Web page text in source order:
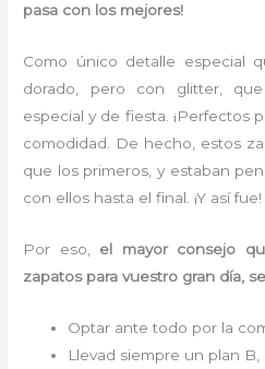
pasa con los mejores!
Como único detalle especial
dorado, pero con glitter,
especial y de fiesta. ¡Perfectos
comodidad. De hecho, estos
que los primeros, y estaban
con ellos hasta el final. ¡Y así fue!
Por eso, el mayor consejo
zapatos para vuestro gran día,
Optar ante todo por la
Llevad siempre un plan